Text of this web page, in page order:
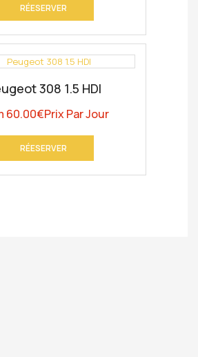
RÉESERVER
308 1.5 HDI
60.00€Prix Par Jour
RÉESERVER